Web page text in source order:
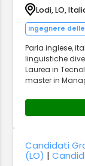
Lodi, LO,
ingegnere
Parla inglese,
linguistiche
Laurea in
master in
Candidati
(LO) |